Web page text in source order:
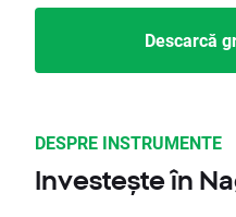
Descarcă
DESPRE INSTRUMENTE
Investește în